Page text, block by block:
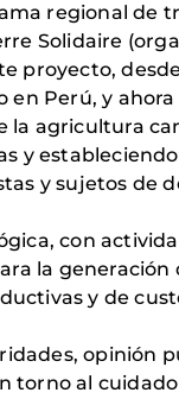
regional de
Solidaire
proyecto,
en Perú, y
la agricultura
y
y sujetos de
con
la
y de
opinión
torno al